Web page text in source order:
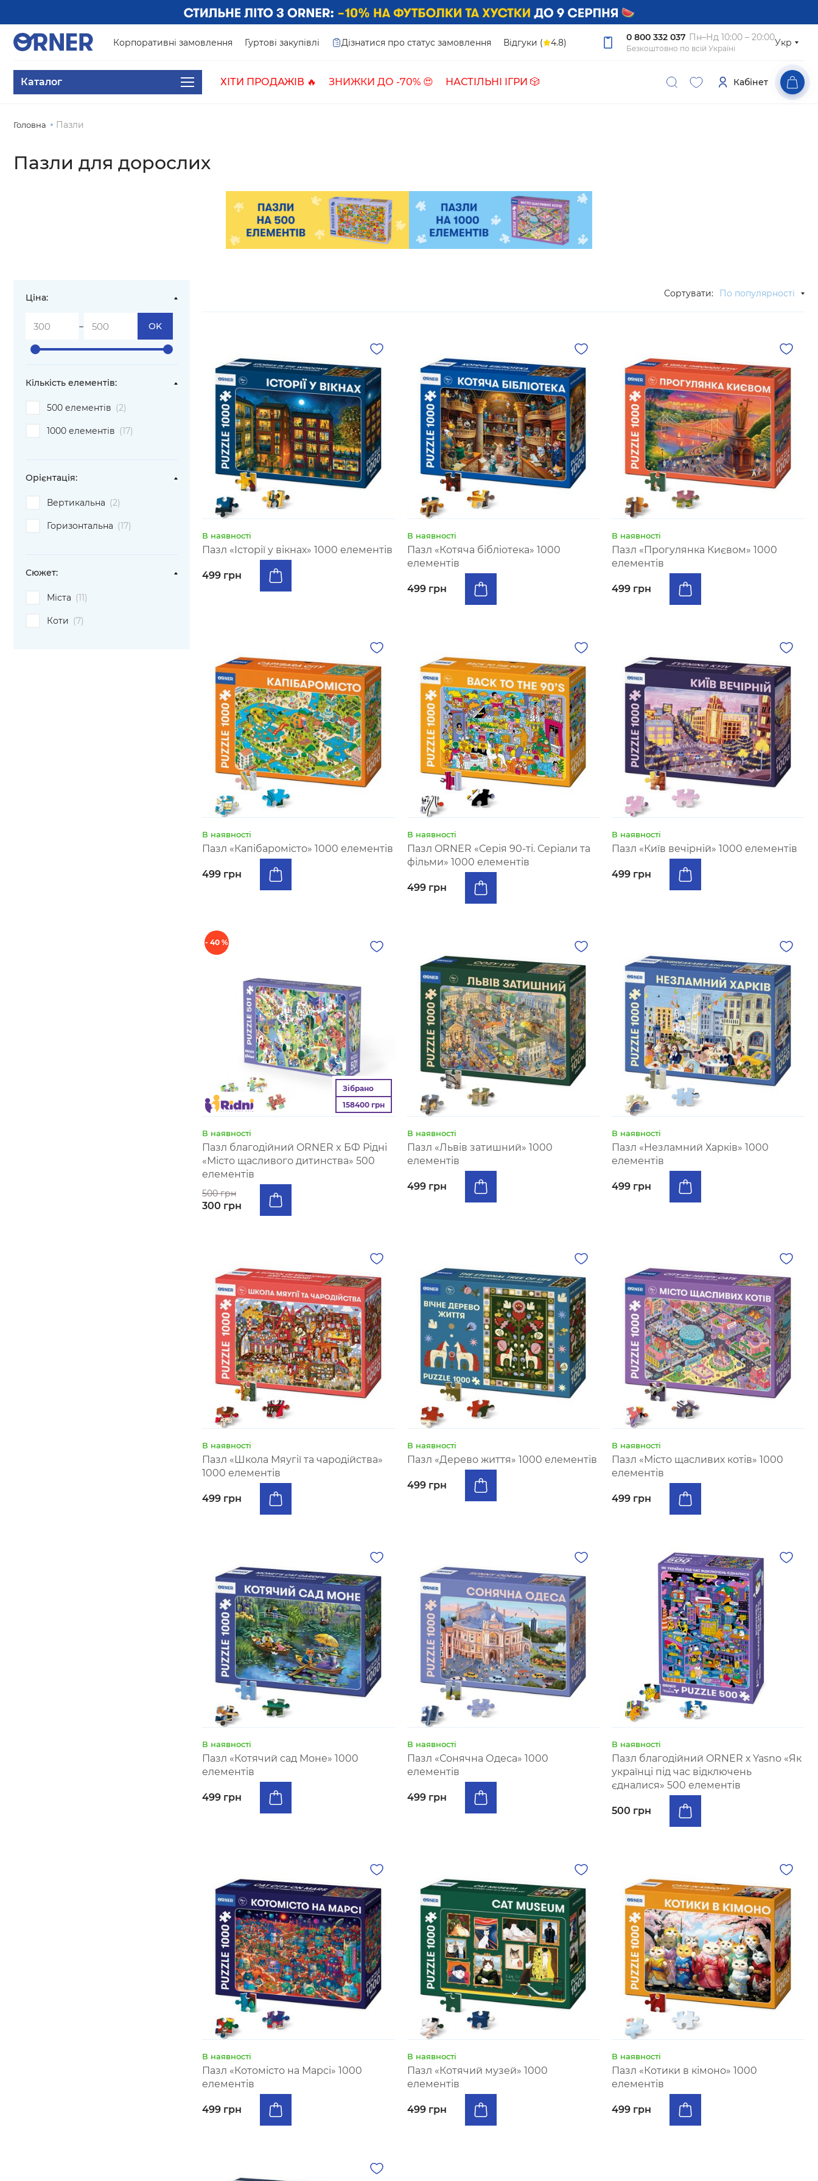
Корпоративні замовлення Гуртові закупівлі Дізнатися про статус замовлення Відгуки ( 4.8) 0 800 332 037 Пн–Нд 10:00 – 20:00
Безкоштовно по всій Україні
Укр
Каталог ХІТИ ПРОДАЖІВ 🔥 ЗНИЖКИ ДО -70% 😍 НАСТІЛЬНІ ІГРИ 🎲 Кабінет
Головна Пазли
Пазли для дорослих
Ціна:
- OK
Кількість елементів:
500 елементів (2)
1000 елементів (17)
Орієнтація:
Вертикальна (2)
Горизонтальна (17)
Сюжет:
Міста (11)
Коти (7)
Сортувати: По популярності
В наявності
Пазл «Історії у вікнах» 1000 елементів
499 грн
В наявності
Пазл «Котяча бібліотека» 1000
елементів
499 грн
В наявності
Пазл «Прогулянка Києвом» 1000
елементів
499 грн
В наявності
Пазл «Капібаромісто» 1000 елементів
499 грн
В наявності
Пазл ORNER «Серія 90-ті. Серіали та
фільми» 1000 елементів
499 грн
В наявності
Пазл «Київ вечірній» 1000 елементів
499 грн
- 40 %
Зібрано
158400 грн
В наявності
Пазл благодійний ORNER x БФ Рідні
«Місто щасливого дитинства» 500
елементів
500 грн
300 грн
В наявності
Пазл «Львів затишний» 1000
елементів
499 грн
В наявності
Пазл «Незламний Харків» 1000
елементів
499 грн
В наявності
Пазл «Школа Мяугії та чародійства»
1000 елементів
499 грн
В наявності
Пазл «Дерево життя» 1000 елементів
499 грн
В наявності
Пазл «Місто щасливих котів» 1000
елементів
499 грн
В наявності
Пазл «Котячий сад Моне» 1000
елементів
499 грн
В наявності
Пазл «Сонячна Одеса» 1000
елементів
499 грн
В наявності
Пазл благодійний ORNER х Yasno «Як
українці під час відключень
єдналися» 500 елементів
500 грн
В наявності
Пазл «Котомісто на Марсі» 1000
елементів
499 грн
В наявності
Пазл «Котячий музей» 1000
елементів
499 грн
В наявності
Пазл «Котики в кімоно» 1000
елементів
499 грн